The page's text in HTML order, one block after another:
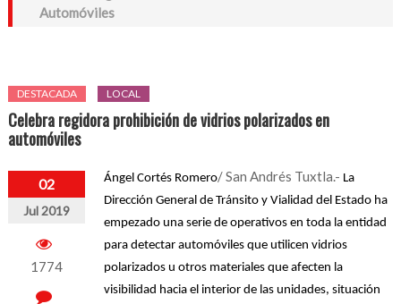
Automóviles
DESTACADA LOCAL
Celebra regidora prohibición de vidrios polarizados en
automóviles
02
Jul 2019
1774
Ángel Cortés Romero/ San Andrés Tuxtla.- La
Dirección General de Tránsito y Vialidad del Estado ha
empezado una serie de operativos en toda la entidad
para detectar automóviles que utilicen vidrios
polarizados u otros materiales que afecten la
visibilidad hacia el interior de las unidades, situación